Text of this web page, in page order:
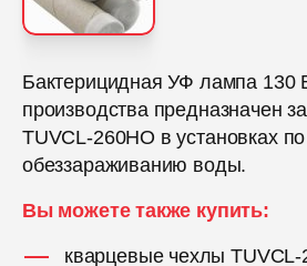
Бактерицидная УФ лампа 130
производства предназначен
TUVCL-260HO в установках по
обеззараживанию воды.
Вы можете также купить:
кварцевые чехлы TUVCL-